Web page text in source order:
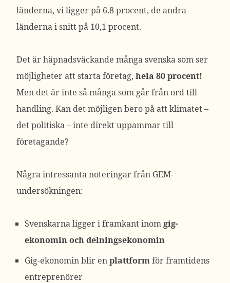
länderna, vi ligger på 6.8 procent, de andra
länderna i snitt på 10,1 procent.
Det är häpnadsväckande många svenska som ser
möjligheter att starta företag, hela 80 procent!
Men det är inte så många som går från ord till
handling. Kan det möjligen bero på att klimatet –
det politiska – inte direkt uppammar till
företagande?
Några intressanta noteringar från GEM-
undersökningen:
Svenskarna ligger i framkant inomgig-
ekonomin och delningsekonomin
Gig-ekonomin blir enplattformför framtidens
entreprenörer